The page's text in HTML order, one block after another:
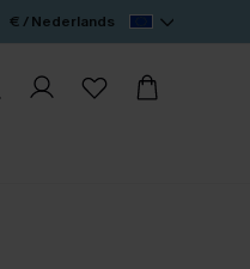
€ / Nederlands